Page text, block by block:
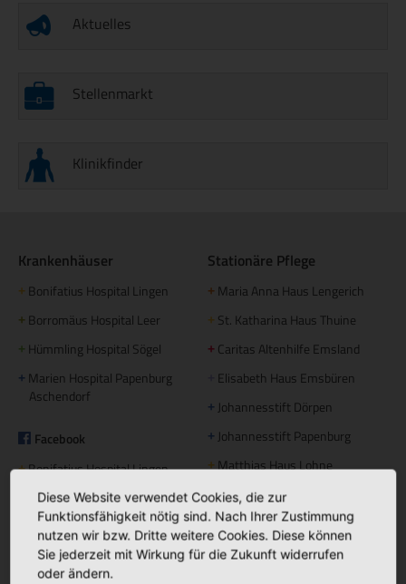
Aktuelles
Stellenmarkt
Klinikfinder
Krankenhäuser
+ Bonifatius Hospital Lingen
+ Borromäus Hospital Leer
+ Hümmling Hospital Sögel
+ Marien Hospital Papenburg
Aschendorf
Facebook
+Bonifatius Hospital Lingen
Borromäus Hospital Leer
Hümmling Hospital Sögel
Marien Hospital Papenburg
Aschendorf
Stationäre Pflege
+ Maria Anna Haus Lengerich
+ St. Katharina Haus Thuine
+ Caritas Altenhilfe Emsland
Elisabeth Haus Emsbüren
+ Johannesstift Dörpen
+ Johannesstift Papenburg
+Matthias Haus Lohne
+Mutter Teresa Haus Lingen
Tagespflege
Maria Anna Haus Lengerich
Diese Website verwendet Cookies, die zur
Funktionsfähigkeit nötig sind. Nach Ihrer Zustimmung
nutzen wir bzw. Dritte weitere Cookies. Diese können
Sie jederzeit mit Wirkung für die Zukunft widerrufen
oder ändern.